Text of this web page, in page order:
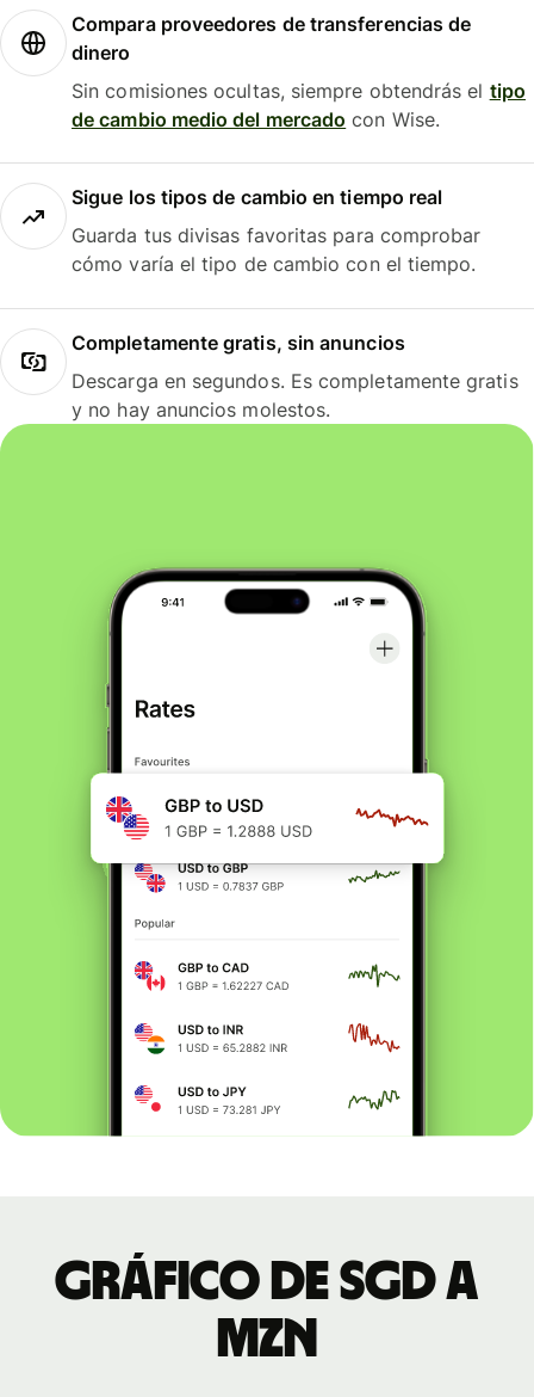
Compara proveedores de transferencias de
dinero
Sin comisiones ocultas, siempre obtendrás el tipo
de cambio medio del mercado con Wise.
Sigue los tipos de cambio en tiempo real
Guarda tus divisas favoritas para comprobar
cómo varía el tipo de cambio con el tiempo.
Completamente gratis, sin anuncios
Descarga en segundos. Es completamente gratis
y no hay anuncios molestos.
Gráfico de SGD a
MZN